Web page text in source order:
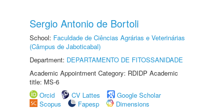
Sergio Antonio de Bortoli
School: Faculdade de Ciências Agrárias e Veterinárias
(Câmpus de Jaboticabal)
Department: DEPARTAMENTO DE FITOSSANIDADE
Academic Appointment Category: RDIDP Academic
title: MS-6
Orcid
CV Lattes
Google Scholar
Scopus
Fapesp
Dimensions